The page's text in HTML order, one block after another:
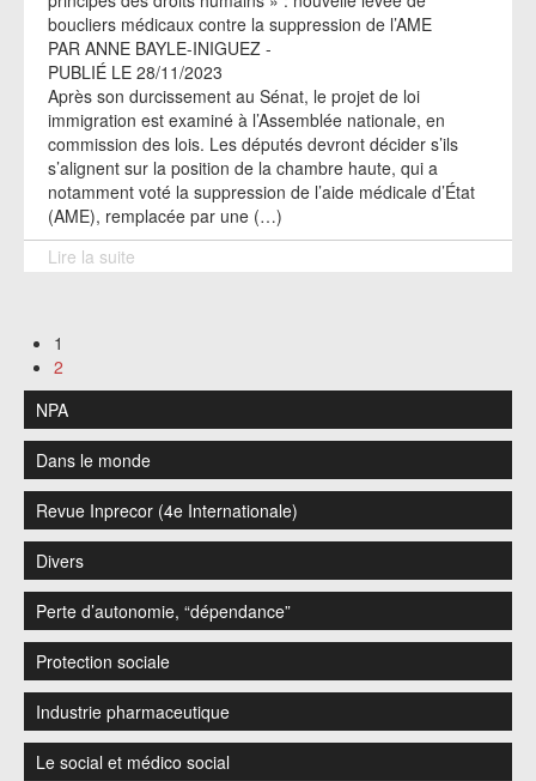
boucliers médicaux contre la suppression de l’AME
PAR ANNE BAYLE-INIGUEZ -
PUBLIÉ LE 28/11/2023
Après son durcissement au Sénat, le projet de loi
immigration est examiné à l’Assemblée nationale, en
commission des lois. Les députés devront décider s’ils
s’alignent sur la position de la chambre haute, qui a
notamment voté la suppression de l’aide médicale d’État
(AME), remplacée par une (…)
Lire la suite
1
2
NPA
Dans le monde
Revue Inprecor (4e Internationale)
Divers
Perte d’autonomie, “dépendance”
Protection sociale
Industrie pharmaceutique
Le social et médico social